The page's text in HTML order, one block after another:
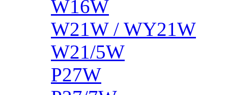
W16W
W21W / WY21W
W21/5W
P27W